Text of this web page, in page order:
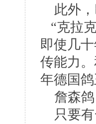
此外，
“克拉
即使几
传能力
年德国
詹森鸽
只要有